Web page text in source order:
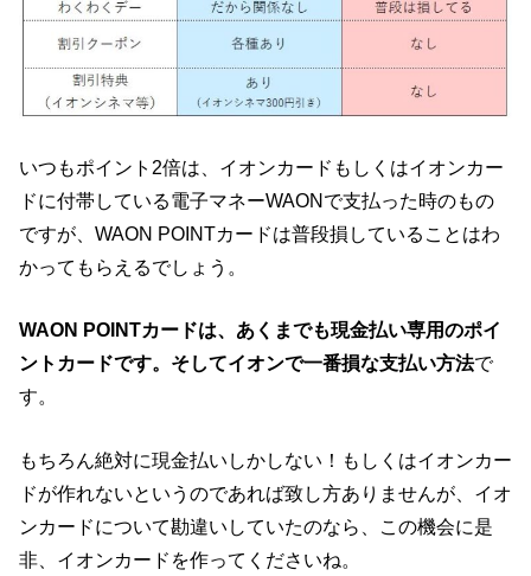
いつもポイント2倍は、イオンカードもしくはイオンカー
ドに付帯している電子マネーWAONで支払った時のもの
ですが、WAON POINTカードは普段損していることはわ
かってもらえるでしょう。
WAON POINTカードは、あくまでも現金払い専用のポイ
ントカードです。そしてイオンで一番損な支払い方法で
す。
もちろん絶対に現金払いしかしない！もしくはイオンカー
ドが作れないというのであれば致し方ありませんが、イオ
ンカードについて勘違いしていたのなら、この機会に是
非、イオンカードを作ってくださいね。